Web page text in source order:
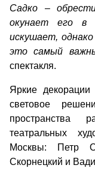
Садко –
окунает его в
искушает,
это самый
спектакля.
Яркие
световое
пространства
театральных
Москвы: Петр
Скорнецкий и